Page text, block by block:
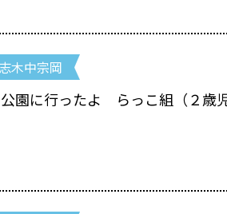
木中宗岡
園に行ったよ らっこ組（２歳